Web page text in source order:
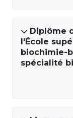
Diplôme
l'École
biochimie-
spécialité